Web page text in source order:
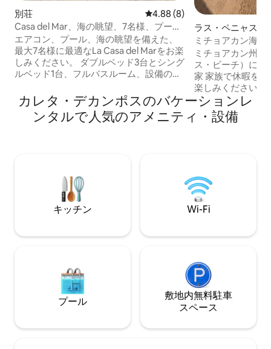
別荘 レビュー8件、5つ星中4.88つ
4.88 (8)
Casa del Mar、海の眺望、7名様、プー
ル、エアコン
エアコン、プール、海の眺望を備えた、
最大7名様に最適なLa Casa del Marをお楽
しみください。 ダブルベッド3台とシング
ルベッド1台、フルバスルーム、設備の整
海を見ながらリラックスするのに理想的
なカレタ・デ・カンポスビーチとラ・ソ
レダードビーチまでわずか数分です。ま
ラス・ペニャスの
ミチョアカン海
リネス。
ミチョアカン州
ス・ビーチ）に面
家 家族で休暇を過ごすためにこの家をお
楽しみください 最大20名様まで宿泊可能
な6室（それぞれ
コン完備） チュクムのプールを楽しみ、
ビーチへのアク
場
カレタ・デカンポスのバケーションレ
ンタルで人気のアメニティ・設備
キッチン Wi-Fi
プール
敷地内無料駐⁠車
ス⁠ペ⁠ー⁠ス